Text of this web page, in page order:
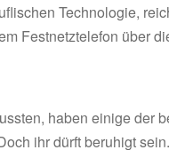
Technologie,
Festnetztelefon über
haben einige der
ihr dürft beruhigt